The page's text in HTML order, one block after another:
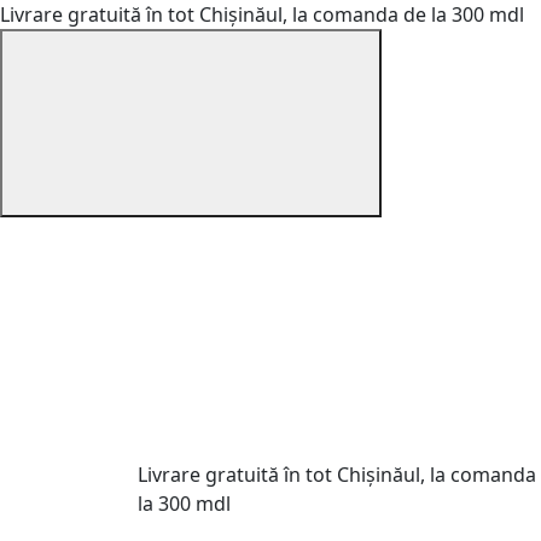
Livrare gratuită în tot Chișinăul, la comanda de la 300 mdl
Livrare gratuită în tot Chișinăul, la comanda
la 300 mdl